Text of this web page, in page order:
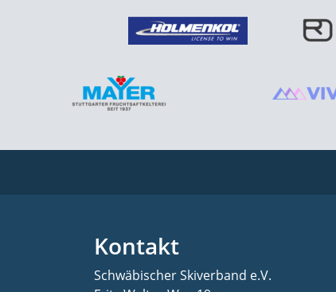
Kontakt
Schwäbischer Skiverband e.V.